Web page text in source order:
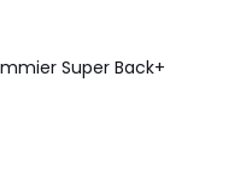
Super Back+